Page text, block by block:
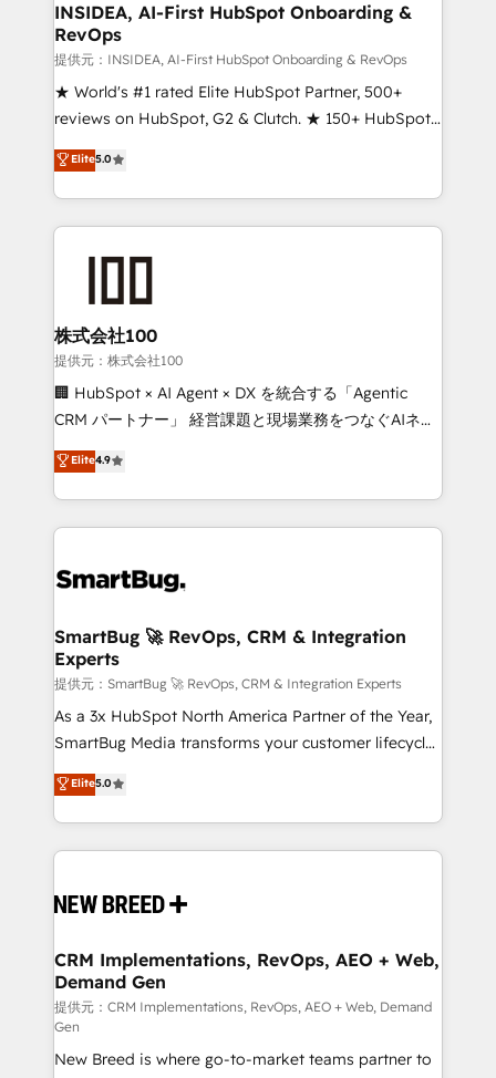
INSIDEA, AI-First HubSpot Onboarding &
RevOps
提供元：INSIDEA, AI-First HubSpot Onboarding & RevOps
★ World's #1 rated Elite HubSpot Partner, 500+
reviews on HubSpot, G2 & Clutch. ★ 150+ HubSpot
Certified Experts & Trainers across the team ★
1,500+ implementations across five continents ★ AI-
First, RevOps-led, Onboarding obsessed ★
Company of the Year 2024/25 INSIDEA helps
and build AI-powered workflows that drive adoption
from week one, in your time zone. What we do ➤
Onboarding: Live in weeks, with workflows built
around your business, not a template. ➤ Migration:
Move from any legacy CRM. Zero downtime, full data
run your revenue process. Sales, marketing, and
service wired together. ➤ AI and Integrations: Layer
tune-ups, feature rollouts, adoption coaching. Buying
HubSpot, switching to it, or reviving a stale portal?
We are built for the work.
Elite5.0
株式会社100
提供元：株式会社100
🏢 HubSpot × AI Agent × DX を統合する「Agentic
CRM パートナー」 経営課題と現場業務をつなぐAIネイ
ティブ・エージェンシーとして、HubSpot Eliteの実装
力で顧客フロント業務を再設計します。 💡 100inc は何
をする会社か？ HubSpotを共通基盤に、AIエージェン
トを組み込んだ顧客フロント業務（マーケティング・営
ィブ・エージェンシーです。事業部・グループ会社・部
を、CRMを軸とした全社共通基盤に再構築します。意
思決定者・PMO・現場担当者に並走します。 1️⃣
HubSpot導入・活用支援 顧客データの一元化から、
GTMの見える化・自動化まで。全Hub統合運用、デー
タ品質設計、グループ横断のCRM統合に対応します。
の一部をAIが自律実行する組織への移行を設計・実装。
Breeze・Claude等をHubSpotと連携させ、役割定義・
革を、構想から実装・定着までPMOとして主導。「設
の統合・浸透・変革管理を実行します。 ▸ CMS戦略設
計・構築：リード獲得・CVR・SEOを前提にした情報設
計・導線設計・テンプレート設計をContent Hubで一体
提供。 ▸ 既存CRM・MAからの移行支援：Salesforce・
Marketo・Pardot等からの移行、カスタム設計、履歴
Elite4.9
SmartBug 🚀 RevOps, CRM & Integration
Experts
提供元：SmartBug 🚀 RevOps, CRM & Integration Experts
As a 3x HubSpot North America Partner of the Year,
SmartBug Media transforms your customer lifecycle
into a revenue engine. Our unified ecosystem
includes specialized divisions Globalia (AI &
Software) and Point Success Media (Paid Media),
making this the official home for all three brands. 🔄
and system integrations powered by Globalia’s
trainers to drive platform adoption. 📈 Revenue
Generation - Full-funnel marketing and high-
performance advertising via Point Success Media. -
Expert deployment of Breeze AI and custom agents
to automate growth. 🏆 Elite Excellence - 8 platform
Elite5.0
CRM Implementations, RevOps, AEO + Web,
Demand Gen
提供元：CRM Implementations, RevOps, AEO + Web, Demand
Gen
New Breed is where go-to-market teams partner to